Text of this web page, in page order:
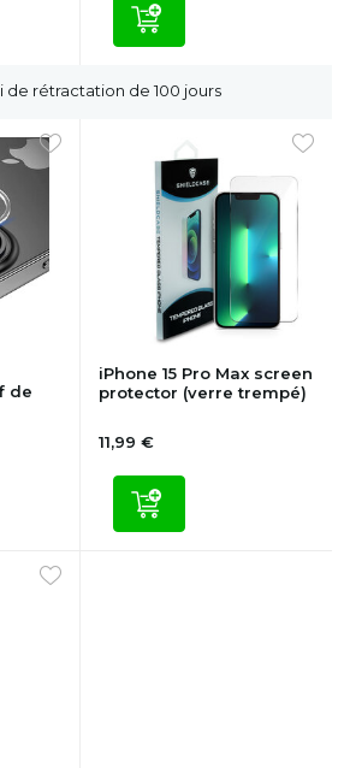
de rétractation de 100 jours
de
iPhone 15 Pro Max screen
protector (verre trempé)
11,99 €